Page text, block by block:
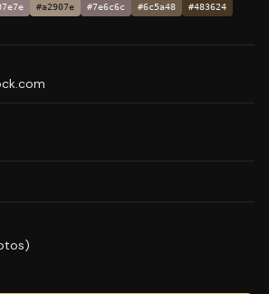
#a2907e #7e6c6c #6c5a48
#483624